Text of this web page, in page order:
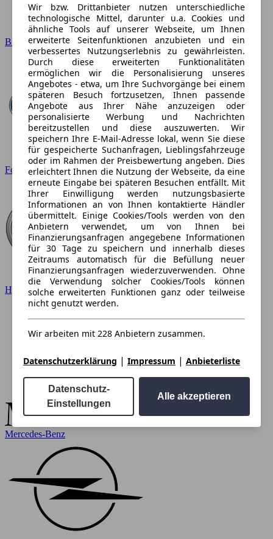
BMW
Ford
Hyundai
Mercedes-Benz
Wir bzw. Drittanbieter nutzen unterschiedliche
technologische Mittel, darunter u.a. Cookies und
ähnliche Tools auf unserer Webseite, um Ihnen
erweiterte Seitenfunktionen anzubieten und ein
verbessertes Nutzungserlebnis zu gewährleisten.
Durch diese erweiterten Funktionalitäten
ermöglichen wir die Personalisierung unseres
Angebotes - etwa, um Ihre Suchvorgänge bei einem
späteren Besuch fortzusetzen, Ihnen passende
Angebote aus Ihrer Nähe anzuzeigen oder
personalisierte Werbung und Nachrichten
bereitzustellen und diese auszuwerten. Wir
speichern Ihre E-Mail-Adresse lokal, wenn Sie diese
für gespeicherte Suchanfragen, Lieblingsfahrzeuge
oder im Rahmen der Preisbewertung angeben. Dies
erleichtert Ihnen die Nutzung der Webseite, da eine
erneute Eingabe bei späteren Besuchen entfällt. Mit
Ihrer Einwilligung werden nutzungsbasierte
Informationen an von Ihnen kontaktierte Händler
übermittelt. Einige Cookies/Tools werden von den
Anbietern verwendet, um von Ihnen bei
Finanzierungsanfragen angegebene Informationen
für 30 Tage zu speichern und innerhalb dieses
Zeitraums automatisch für die Befüllung neuer
Finanzierungsanfragen wiederzuverwenden. Ohne
die Verwendung solcher Cookies/Tools können
solche erweiterten Funktionen ganz oder teilweise
nicht genutzt werden.
Wir arbeiten mit 228 Anbietern zusammen.
Datenschutzerklärung | Impressum | Anbieterliste
Datenschutz-
Einstellungen
Alle akzeptieren